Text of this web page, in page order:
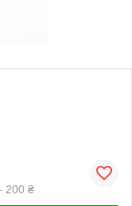
200 ₴